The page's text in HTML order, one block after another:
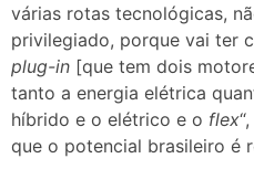
várias rotas tecnológicas,
privilegiado, porque vai ter
plug-in [que tem dois
tanto a energia elétrica
híbrido e o elétrico e o flex
que o potencial brasileiro é